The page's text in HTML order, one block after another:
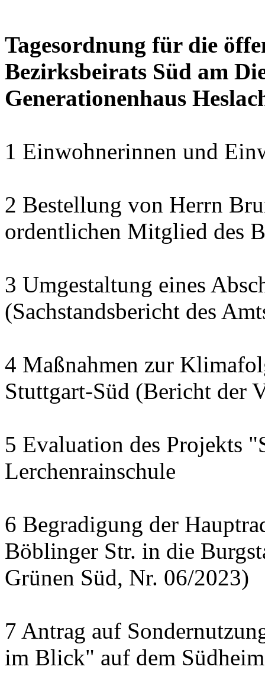
Tagesordnung für die
Bezirksbeirats Süd am
Generationenhaus
1 Einwohnerinnen und
2 Bestellung von Herrn
ordentlichen Mitglied des
3 Umgestaltung eines
(Sachstandsbericht des
4 Maßnahmen zur
Stuttgart-Süd (Bericht der
5 Evaluation des Projekts
Lerchenrainschule
6 Begradigung der
Böblinger Str. in die
Grünen Süd, Nr. 06/2023)
7 Antrag auf
im Blick" auf dem